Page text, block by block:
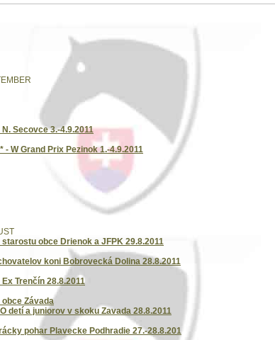
N. Secovce 3.-4.9.2011
- W Grand Prix Pezinok 1.-4.9.2011
starostu obce Drienok a JFPK 29.8.2011
koni Bobrovecká Dolina 28.8.2011
Ex Trenčín 28.8.2011
obce Závada
detí a juniorov v skoku Zavada 28.8.2011
pohar Plavecke Podhradie 27.-28.8.201